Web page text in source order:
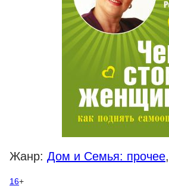
Жанр: Дом и Семья: прочее,
16+